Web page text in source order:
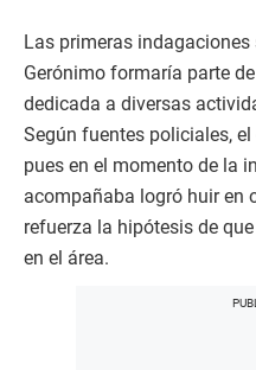
Las primeras
Gerónimo formaría parte
dedicada a diversas
Según fuentes policiales,
pues en el momento de la
acompañaba logró huir en
refuerza la hipótesis de
en el área.